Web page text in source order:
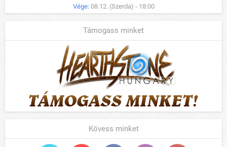
Vége: 08.12. (Szerda) - 18:00
Támogass minket
Kövess minket